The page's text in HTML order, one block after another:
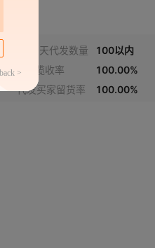
近30天代发数量 100以内
24h揽收率 100.00%
代发买家留货率 100.00%